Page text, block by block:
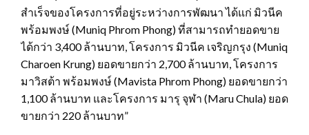
สำเร็จของโครงการที่อยู่ระหว่างการพัฒนา ได้แก่ มิวนีค
พร้อมพงษ์ (Muniq Phrom Phong) ที่สามารถทำยอดขาย
ได้กว่า 3,400 ล้านบาท, โครงการ มิวนีค เจริญกรุง (Muniq
Charoen Krung) ยอดขายกว่า 2,700 ล้านบาท, โครงการ
มาวิสต้า พร้อมพงษ์ (Mavista Phrom Phong) ยอดขายกว่า
1,100 ล้านบาท และโครงการ มารุ จุฬา (Maru Chula) ยอด
ขายกว่า 220 ล้านบาท”